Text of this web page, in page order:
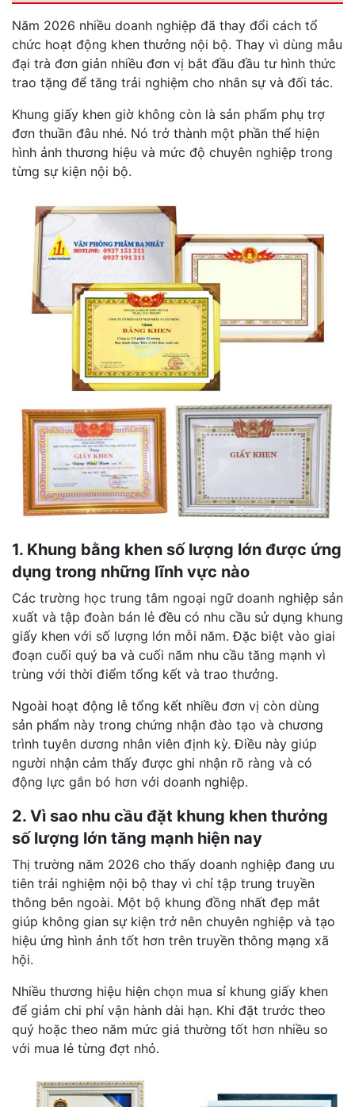
Năm 2026 nhiều doanh nghiệp đã thay đổi cách tổ
chức hoạt động khen thưởng nội bộ. Thay vì dùng mẫu
đại trà đơn giản nhiều đơn vị bắt đầu đầu tư hình thức
trao tặng để tăng trải nghiệm cho nhân sự và đối tác.
Khung giấy khen giờ không còn là sản phẩm phụ trợ
đơn thuần đâu nhé. Nó trở thành một phần thể hiện
hình ảnh thương hiệu và mức độ chuyên nghiệp trong
từng sự kiện nội bộ.
1. Khung bằng khen số lượng lớn được ứng
dụng trong những lĩnh vực nào
Các trường học trung tâm ngoại ngữ doanh nghiệp sản
xuất và tập đoàn bán lẻ đều có nhu cầu sử dụng khung
giấy khen với số lượng lớn mỗi năm. Đặc biệt vào giai
đoạn cuối quý ba và cuối năm nhu cầu tăng mạnh vì
trùng với thời điểm tổng kết và trao thưởng.
Ngoài hoạt động lễ tổng kết nhiều đơn vị còn dùng
sản phẩm này trong chứng nhận đào tạo và chương
trình tuyên dương nhân viên định kỳ. Điều này giúp
người nhận cảm thấy được ghi nhận rõ ràng và có
động lực gắn bó hơn với doanh nghiệp.
2. Vì sao nhu cầu đặt khung khen thưởng
số lượng lớn tăng mạnh hiện nay
Thị trường năm 2026 cho thấy doanh nghiệp đang ưu
tiên trải nghiệm nội bộ thay vì chỉ tập trung truyền
thông bên ngoài. Một bộ khung đồng nhất đẹp mắt
giúp không gian sự kiện trở nên chuyên nghiệp và tạo
hiệu ứng hình ảnh tốt hơn trên truyền thông mạng xã
hội.
Nhiều thương hiệu hiện chọn mua sỉ khung giấy khen
để giảm chi phí vận hành dài hạn. Khi đặt trước theo
quý hoặc theo năm mức giá thường tốt hơn nhiều so
với mua lẻ từng đợt nhỏ.